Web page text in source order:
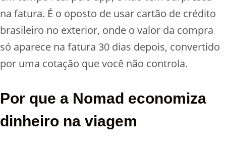
na fatura. É o oposto de usar cartão de crédito
brasileiro no exterior, onde o valor da compra
só aparece na fatura 30 dias depois, convertido
por uma cotação que você não controla.
Por que a Nomad economiza
dinheiro na viagem